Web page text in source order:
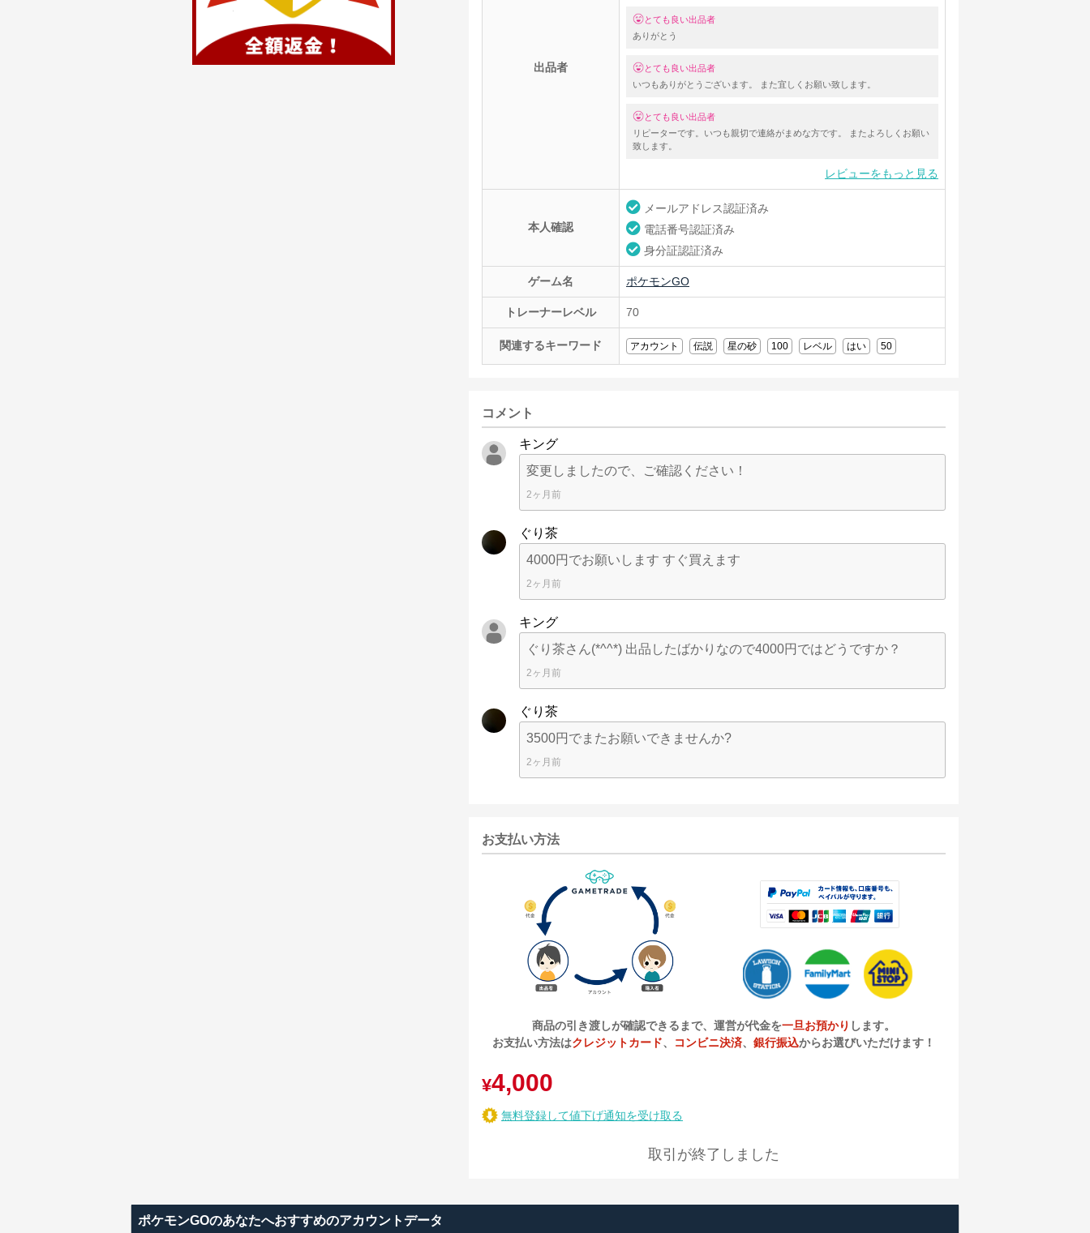
出品者
とても良い出品者
ありがとう
とても良い出品者
いつもありがとうございます。 また宜しくお願い致します。
とても良い出品者
リピーターです。いつも親切で連絡がまめな方です。 またよろしくお願い
致します。
レビューをもっと見る
本人確認
メールアドレス認証済み
電話番号認証済み
身分証認証済み
ゲーム名 ポケモンGO
トレーナーレベル 70
関連するキーワード アカウント 伝説 星の砂 100 レベル はい 50
コメント
キング
変更しましたので、ご確認ください！
2ヶ月前
ぐり茶
4000円でお願いします すぐ買えます
2ヶ月前
キング
ぐり茶さん(*^^*) 出品したばかりなので4000円ではどうですか？
2ヶ月前
ぐり茶
3500円でまたお願いできませんか?
2ヶ月前
お支払い方法
商品の引き渡しが確認できるまで、運営が代金を一旦お預かり します。
お支払い方法はクレジットカード、 コンビニ決済、 銀行振込からお選びいただけます！
¥4,000
無料登録して値下げ通知を受け取る
取引が終了しました
ポケモンGOのあなたへおすすめのアカウントデータ